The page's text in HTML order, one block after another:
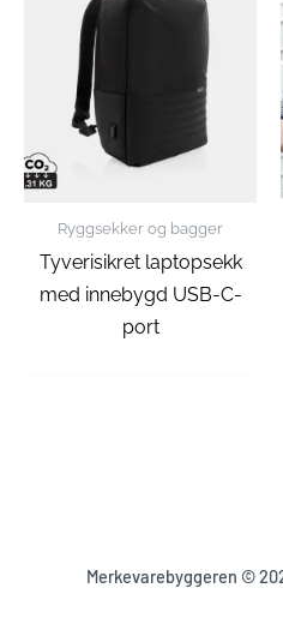
Ryggsekker og bagger
Tyverisikret laptopsekk
med innebygd USB-C-
port
Merkevarebyggeren ©